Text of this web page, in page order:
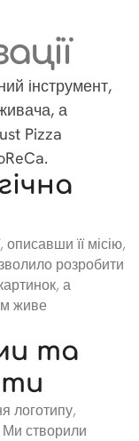
інструмент,
а
Pizza
її місію,
розробити
а
живе
та
логотипу,
Ми створили